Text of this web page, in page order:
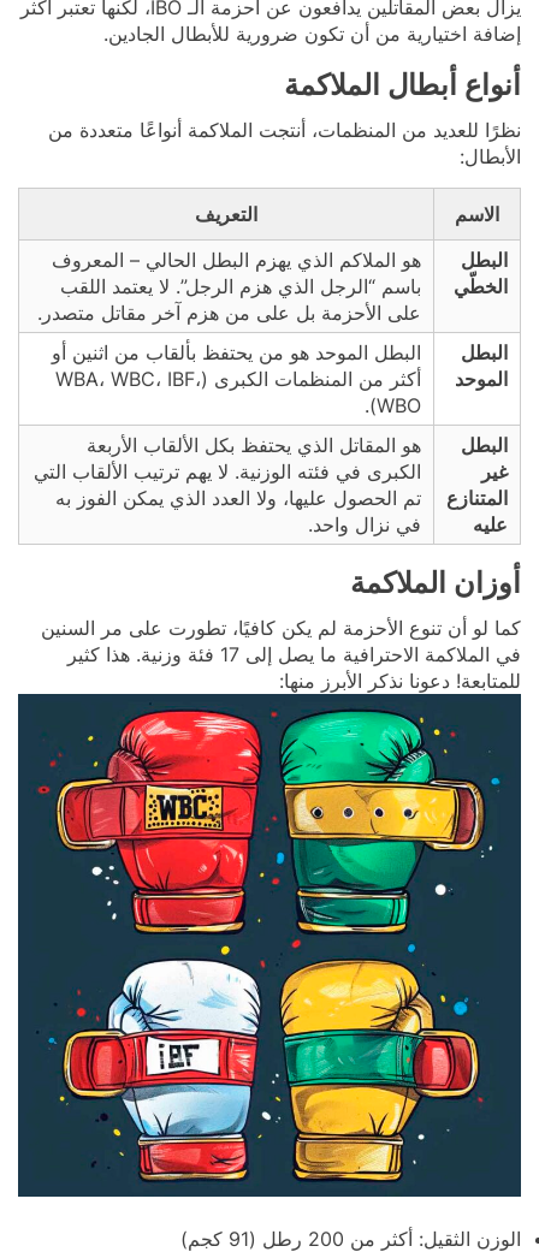
يزال بعض المقاتلين يدافعون عن أحزمة الـ IBO، لكنها تعتبر أكثر
إضافة اختيارية من أن تكون ضرورية للأبطال الجادين.
أنواع أبطال الملاكمة
نظرًا للعديد من المنظمات، أنتجت الملاكمة أنواعًا متعددة من
الأبطال:
الاسم
التعريف
البطل
الخطّي
هو الملاكم الذي يهزم البطل الحالي – المعروف
باسم “الرجل الذي هزم الرجل”. لا يعتمد اللقب
على الأحزمة بل على من هزم آخر مقاتل متصدر.
البطل
الموحد
البطل الموحد هو من يحتفظ بألقاب من اثنين أو
أكثر من المنظمات الكبرى (WBA، WBC، IBF،
WBO).
البطل
غير
المتنازع
عليه
هو المقاتل الذي يحتفظ بكل الألقاب الأربعة
الكبرى في فئته الوزنية. لا يهم ترتيب الألقاب التي
تم الحصول عليها، ولا العدد الذي يمكن الفوز به
في نزال واحد.
أوزان الملاكمة
كما لو أن تنوع الأحزمة لم يكن كافيًا، تطورت على مر السنين
في الملاكمة الاحترافية ما يصل إلى 17 فئة وزنية. هذا كثير
للمتابعة! دعونا نذكر الأبرز منها:
الوزن الثقيل: أكثر من 200 رطل (91 كجم)